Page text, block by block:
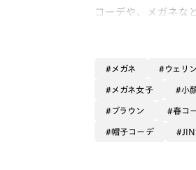
コーデや、メガネな
レンズカラー:
顔型: 丸顔
メガネ ウェリ
メガネ女子 小
ブラウン 春コ
帽子コーデ